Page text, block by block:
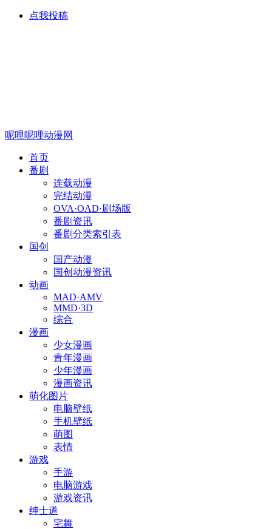
点我投稿
呢哩呢哩动漫网
首页
番剧
连载动漫
完结动漫
OVA·OAD·剧场版
番剧资讯
番剧分类索引表
国创
国产动漫
国创动漫资讯
动画
MAD·AMV
MMD·3D
综合
漫画
少女漫画
青年漫画
少年漫画
漫画资讯
萌化图片
电脑壁纸
手机壁纸
萌图
表情
游戏
手游
电脑游戏
游戏资讯
绅士道
宅舞